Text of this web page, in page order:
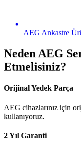
AEG Ankastre
Neden AEG
Etmelisiniz?
Orijinal Yedek Parça
AEG cihazlarınız için
kullanıyoruz.
2 Yıl Garanti